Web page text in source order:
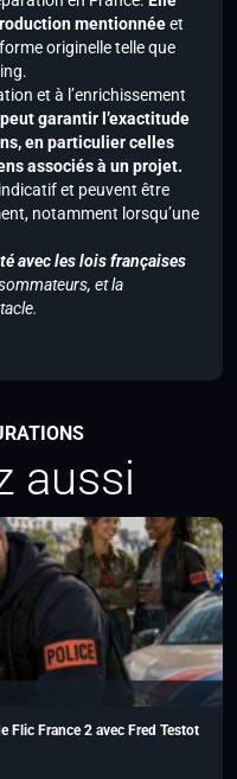
mentionnéeet
originelle telle que
et à l’enrichissement
garantir l’exactitude
en particulier celles
associés à un projet.
et peuvent être
notamment lorsqu’une
avec les lois françaises
et la
aussi
Flic France 2 avec Fred Testot